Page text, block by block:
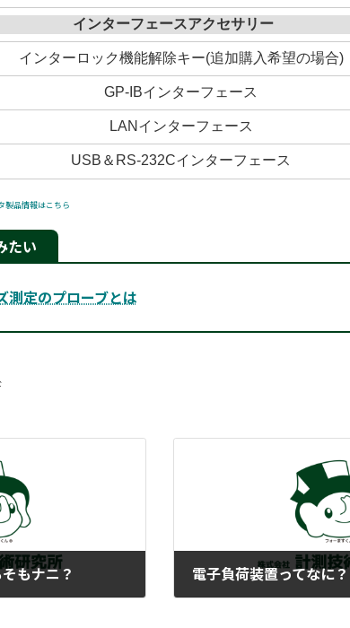
インターフェースアクセサリー
インターロック機能解除キー(追加購入希望の場合)
GP-IBインターフェース
LANインターフェース
USB＆RS-232Cインターフェース
製品情報はこちら
たい
測定のプローブとは
もナニ？ 電子負荷装置ってなに？